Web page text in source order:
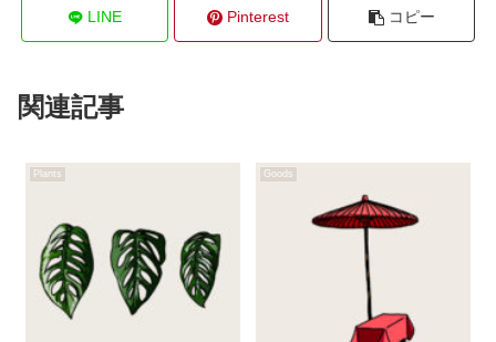
LINE Pinterest コピー
関連記事
Plants Goods